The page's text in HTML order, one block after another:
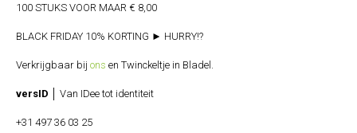
100 STUKS VOOR MAAR € 8,00
BLACK FRIDAY 10% KORTING ► HURRY!?
Verkrijgbaar bij ons en Twinckeltje in Bladel.
versID │ Van IDee tot identiteit
+31 497 36 03 25